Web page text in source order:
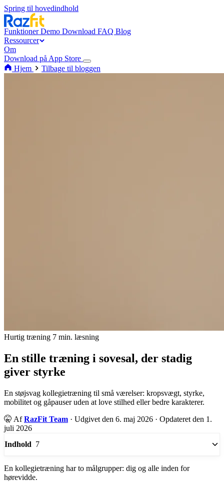
Spring til hovedindhold
FunktionerDemo Download FAQ Blog
Ressourcer
Om
Download på App Store
Hjem
Tilbage til bloggen
Hurtig træning 7 min. læsning
En stille træning i sovesal, der stadig
giver styrke
En støjsvag kollegietræning til små værelser: kropsvægt, styrke,
mobilitet og gåpauser uden at love stilhed eller bedre karakterer.
🤫 AfRazFit Team · Udgivet den 6. maj 2026 · Opdateret den 1.
juli 2026
Indhold 7
En kollegietræning har to målgrupper: dig og alle inden for
hørevidde.